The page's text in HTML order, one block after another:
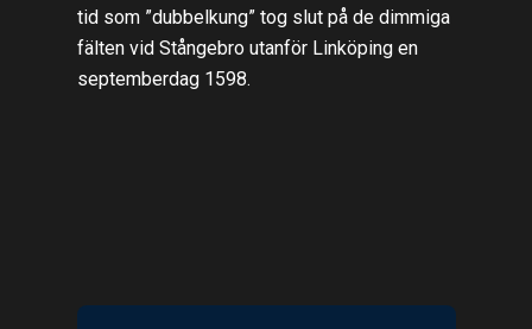
tid som ”dubbelkung” tog slut på de dimmiga
fälten vid Stångebro utanför Linköping en
septemberdag 1598.